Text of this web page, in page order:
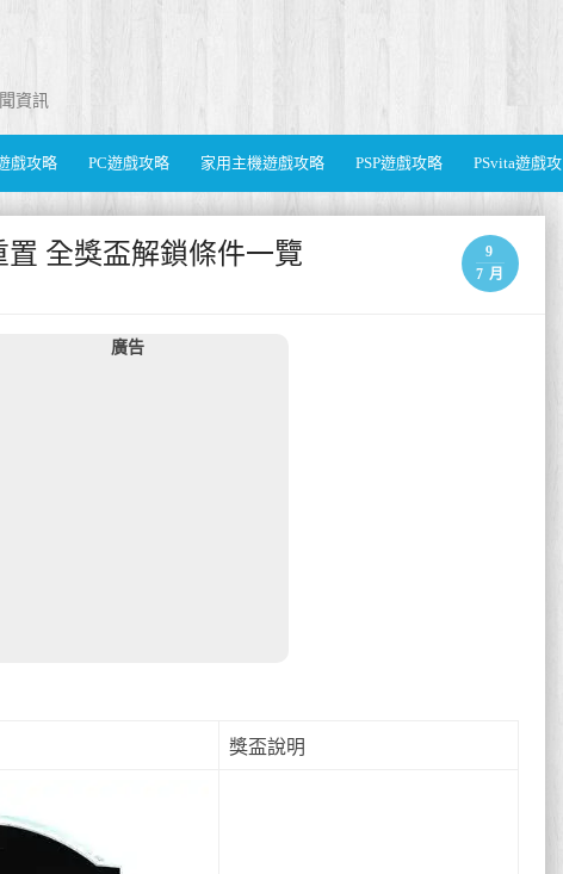
資訊
戲攻略 PC遊戲攻略 家用主機遊戲攻略 PSP遊戲攻略 PSvita遊戲
全獎盃解鎖條件一覽
9
7 月
廣告
獎盃說明